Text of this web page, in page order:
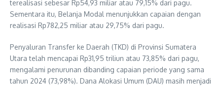
terealisasi sebesar Rp54,93 miliar atau 79,15% dari pagu.
Sementara itu, Belanja Modal menunjukkan capaian dengan
realisasi Rp782,25 miliar atau 29,75% dari pagu.
Penyaluran Transfer ke Daerah (TKD) di Provinsi Sumatera
Utara telah mencapai Rp31,95 triliun atau 73,85% dari pagu,
mengalami penurunan dibanding capaian periode yang sama
tahun 2024 (73,98%). Dana Alokasi Umum (DAU) masih menjadi